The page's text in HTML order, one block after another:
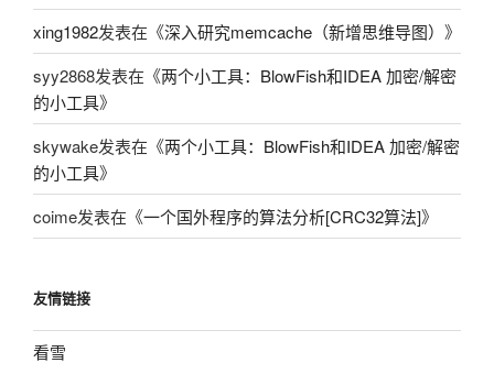
xing1982发表在《深入研究memcache（新增思维导图） 》
syy2868发表在《两个小工具：BlowFish和IDEA 加密/解密
的小工具》
skywake发表在《两个小工具：BlowFish和IDEA 加密/解密
的小工具》
coime发表在《一个国外程序的算法分析[CRC32算法]》
友情链接
看雪